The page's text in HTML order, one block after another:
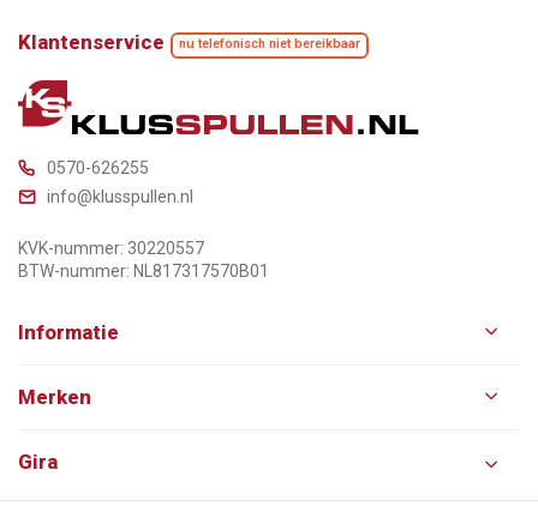
Klantenservice nu telefonisch niet bereikbaar
0570-626255
info@klusspullen.nl
KVK-nummer: 30220557
BTW-nummer: NL817317570B01
Informatie
Merken
Gira